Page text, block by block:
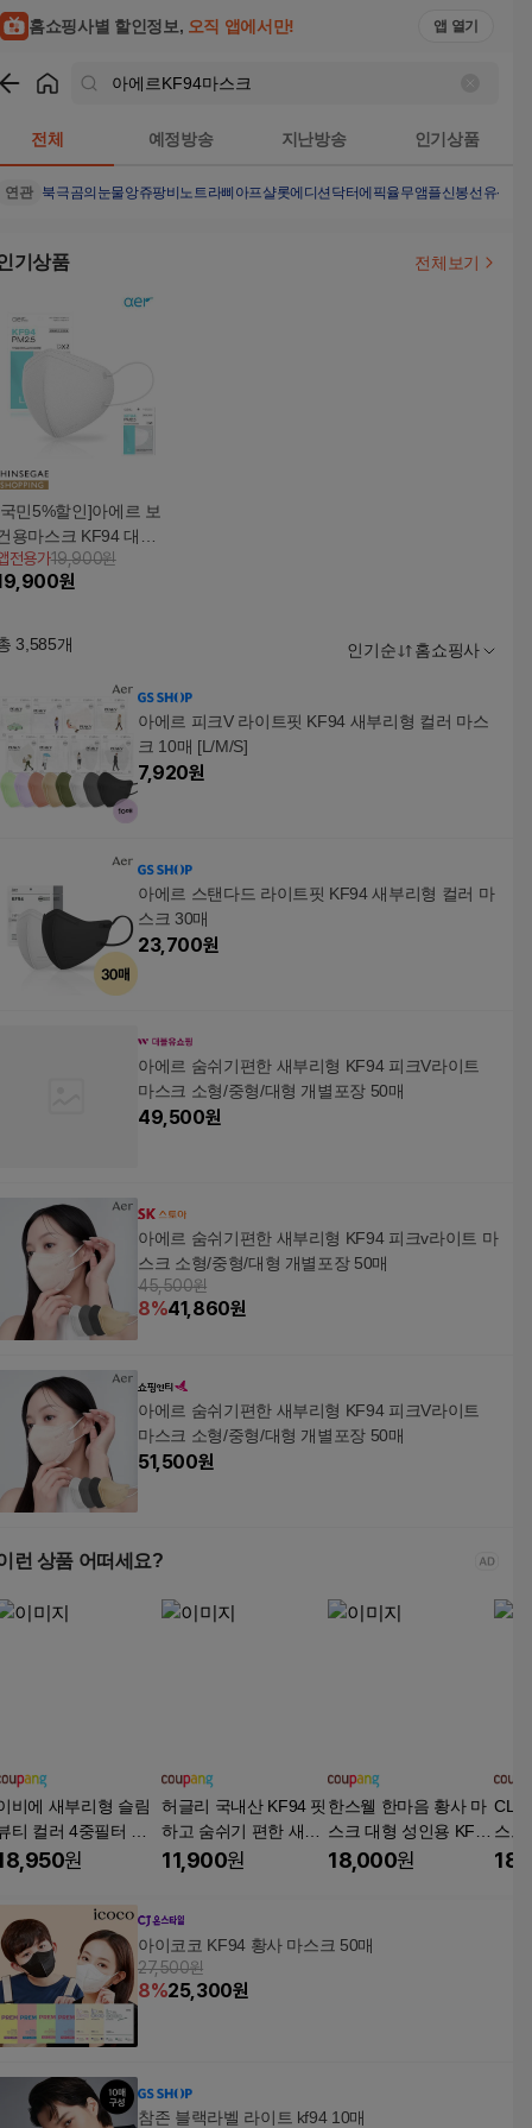
홈쇼핑사별 할인정보, 오직 앱에서만! 앱 열기
전체 예정방송 지난방송 인기상품
연관 북극곰의눈물앙쥬팡비노트라삐아프샬롯에디션 닥터에픽율무앰플신봉선유산균
기상품 전체보기
민5%할인]아에르 보
용마스크 KF94 대형
매
전용가19,900원
원
3,585개 인기순 홈쇼핑사
아에르 피크V 라이트핏 KF94 새부리형 컬러 마스
크 10매 [L/M/S]
7,920원
아에르 스탠다드 라이트핏 KF94 새부리형 컬러 마
스크 30매
23,700원
아에르 숨쉬기편한 새부리형 KF94 피크V라이트
마스크 소형/중형/대형 개별포장 50매
49,500원
아에르 숨쉬기편한 새부리형 KF94 피크v라이트 마
스크 소형/중형/대형 개별포장 50매
45,500원
8%41,860원
아에르 숨쉬기편한 새부리형 KF94 피크V라이트
마스크 소형/중형/대형 개별포장 50매
51,500원
런 상품 어떠세요?
비에 새부리형 슬림
티 컬러 4중필터 마
크 중형, 10개입, 3
원
허글리 국내산 KF94 핏
하고 숨쉬기 편한 새부
리형 마스크, 스킨베이
11,900원
한스웰 한마음 황사 마
스크 대형 성인용 KF9
4, 1개입, 100개, 화이
18,000원
CLA
스크
입,
아이코코 KF94 황사 마스크 50매
27,500원
8%25,300원
참존 블랙라벨 라이트 kf94 10매